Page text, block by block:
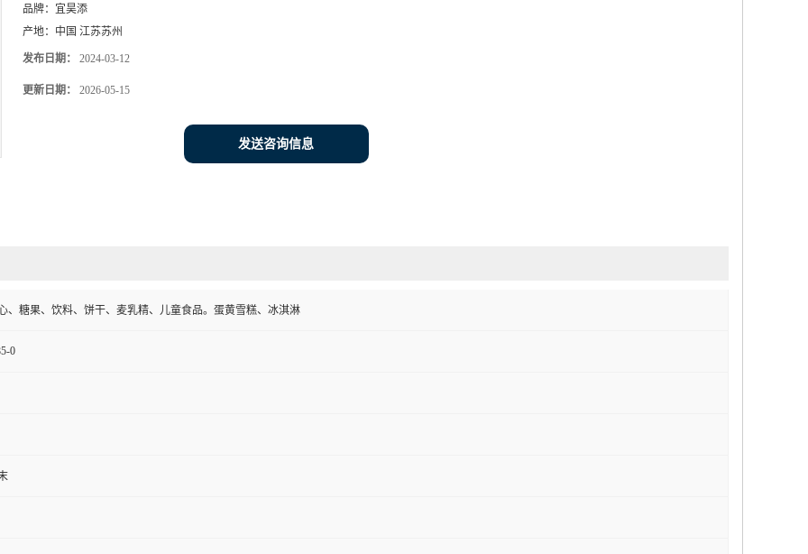
品牌： 宜昊添
产地： 中国 江苏苏州
发布日期： 2024-03-12
更新日期： 2026-05-15
发送咨询信息
、糖果、饮料、饼干、麦乳精、儿童食品。蛋黄雪糕、冰淇淋
0